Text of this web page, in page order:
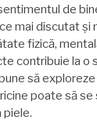
de
mai discutat și
fizică,
contribuie la o
să
poate să
piele.